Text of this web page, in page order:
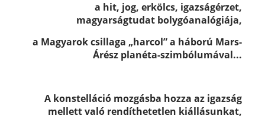
a hit, jog, erkölcs, igazságérzet,
magyarságtudat bolygóanalógiája,
a Magyarok csillaga „harcol” a háború Mars-
Árész planéta-szimbólumával...
A konstelláció mozgásba hozza az igazság
mellett való rendíthetetlen kiállásunkat,